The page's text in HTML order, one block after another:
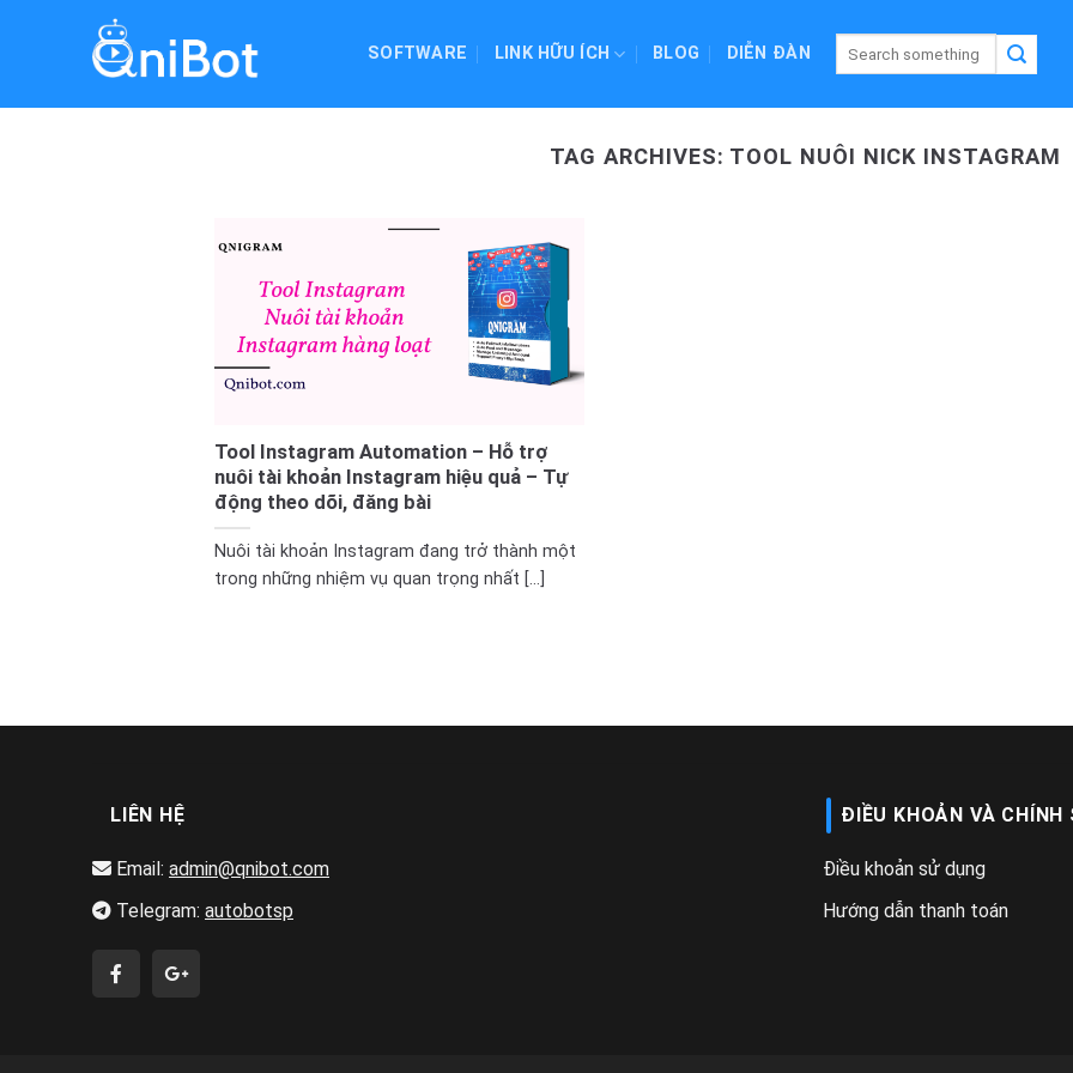
SOFTWARE LINK HỮU ÍCH BLOG DIỄN ĐÀN
TAG ARCHIVES: TOOL NUÔI NICK INSTAGRAM
Tool Instagram Automation – Hỗ trợ
nuôi tài khoản Instagram hiệu quả – Tự
động theo dõi, đăng bài
Nuôi tài khoản Instagram đang trở thành một
trong những nhiệm vụ quan trọng nhất [...]
LIÊN HỆ
Email: admin@qnibot.com
Telegram: autobotsp
ĐIỀU KHOẢN VÀ CHÍNH
Điều khoản sử dụng
Hướng dẫn thanh toán